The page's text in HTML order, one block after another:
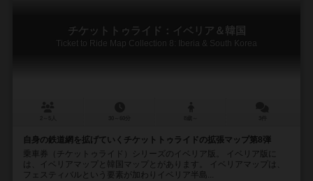
チケットトゥライド：イベリア＆韓国
Ticket to Ride Map Collection 8: Iberia & South Korea
自身の鉄道網を拡げていくチケットトゥライドの拡張マップ第8弾
乗車券（チケットゥライド）シリーズのイベリア版。 イベリア版に
は、イベリアマップと韓国マップとがあります。 イベリアマップは、
フェスティバルという要素が加わりイベリア半島...